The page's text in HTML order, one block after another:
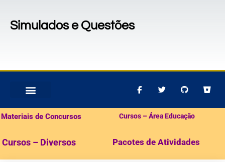
Simulados e Questões
Materiais de Concursos Cursos – Área Educação
Cursos – Diversos Pacotes de Atividades